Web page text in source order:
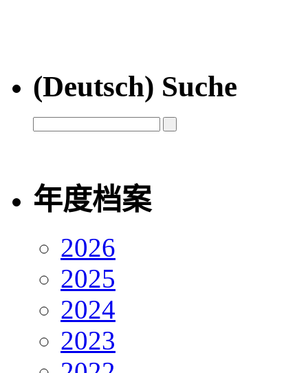
(Deutsch) Suche
年度档案
2026
2025
2024
2023